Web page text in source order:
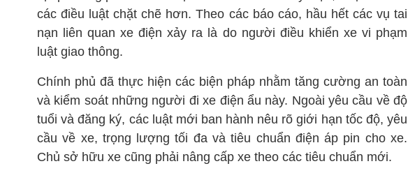
các điều luật chặt chẽ hơn. Theo các báo cáo, hầu hết các vụ tai
nạn liên quan xe điện xảy ra là do người điều khiển xe vi phạm
luật giao thông.
Chính phủ đã thực hiện các biện pháp nhằm tăng cường an toàn
và kiểm soát những người đi xe điện ẩu này. Ngoài yêu cầu về độ
tuổi và đăng ký, các luật mới ban hành nêu rõ giới hạn tốc độ, yêu
cầu về xe, trọng lượng tối đa và tiêu chuẩn điện áp pin cho xe.
Chủ sở hữu xe cũng phải nâng cấp xe theo các tiêu chuẩn mới.